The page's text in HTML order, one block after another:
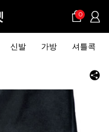
0
신발 가방 셔틀콕